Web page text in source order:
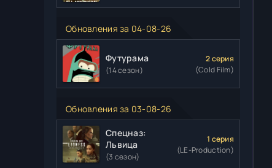
Обновления за 04-08-26
Футурама
(14 сезон)
2 серия
(Cold Film)
Обновления за 03-08-26
Спецназ:
Львица
(3 сезон)
1 серия
(LE-Production)